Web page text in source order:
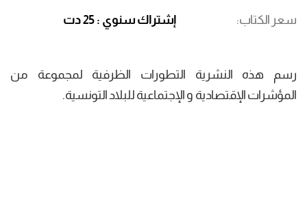
سعر الكتاب إشتراك سنوي : 25 دت
رسم هذه النشرية التطورات الظرفية لمجموعة من
المؤشرات الإقتصادية و الإجتماعية للبلاد التونسية.